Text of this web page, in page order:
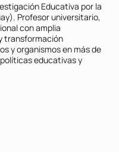
Educativa por la
Profesor universitario,
con amplia
transformación
y organismos en más de
educativas y